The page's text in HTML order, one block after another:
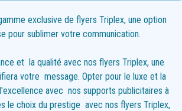
exclusive de flyers Triplex, une option
pour sublimer votre communication.
et la qualité avec nos flyers Triplex, une
votre message. Opter pour le luxe et la
avec nos supports publicitaires à
le choix du prestige avec nos flyers Triplex,